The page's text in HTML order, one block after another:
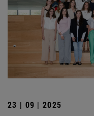
23 | 09 | 2025